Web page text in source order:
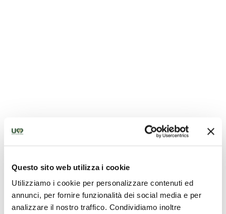
Questo sito web utilizza i cookie
Utilizziamo i cookie per personalizzare contenuti ed
annunci, per fornire funzionalità dei social media e per
analizzare il nostro traffico. Condividiamo inoltre
Chiesa di San Francesco - San Gemini